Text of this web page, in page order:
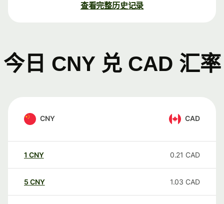
查看完整历史记录
今日 CNY 兑 CAD 汇率
CNY CAD
1 CNY 0.21 CAD
5 CNY 1.03 CAD